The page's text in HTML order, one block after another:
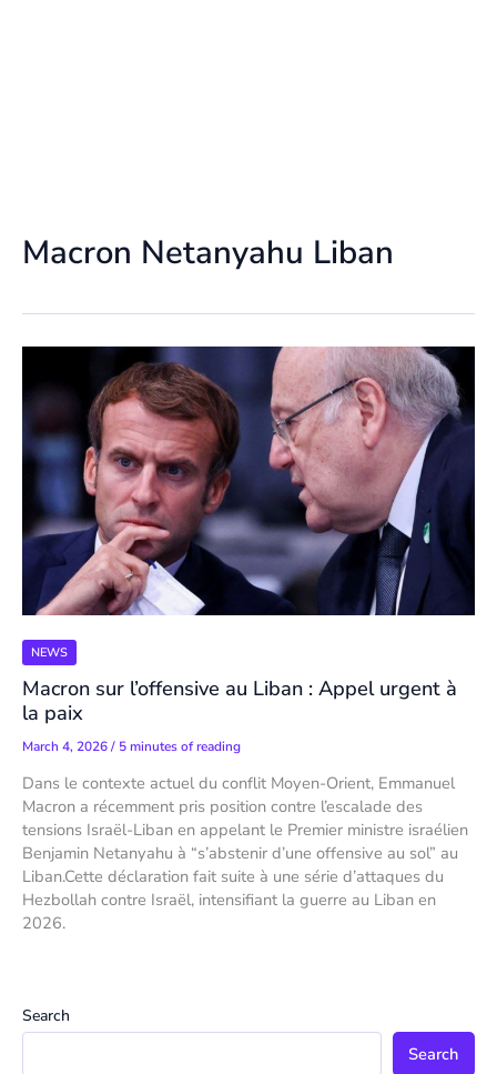
Macron Netanyahu Liban
NEWS
Macron sur l’offensive au Liban : Appel urgent à
la paix
March 4, 2026/ 5 minutes of reading
Dans le contexte actuel du conflit Moyen-Orient, Emmanuel
Macron a récemment pris position contre l’escalade des
tensions Israël-Liban en appelant le Premier ministre israélien
Benjamin Netanyahu à “s’abstenir d’une offensive au sol” au
Liban.Cette déclaration fait suite à une série d’attaques du
Hezbollah contre Israël, intensifiant la guerre au Liban en
2026.
Search
Search